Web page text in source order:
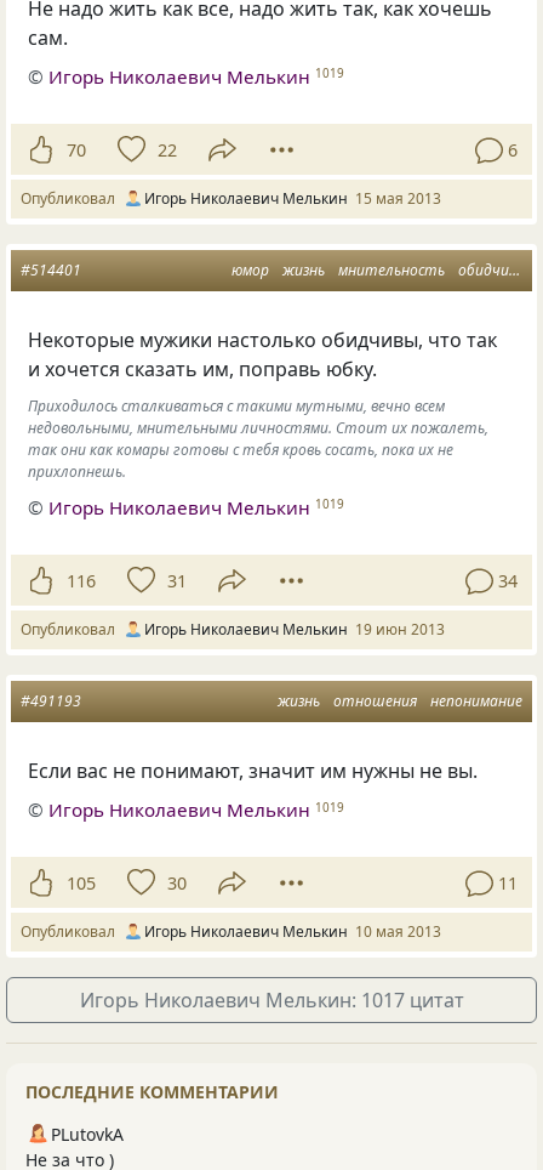
Не надо жить как все, надо жить так, как хочешь
сам.
© Игорь Николаевич Мелькин 1019
70 22 6
Опубликовал Игорь Николаевич Мелькин 15 мая 2013
юмор жизнь мнительность обидчивость
#514401
Некоторые мужики настолько обидчивы, что так
и хочется сказать им, поправь юбку.
Приходилось сталкиваться с такими мутными, вечно всем
недовольными, мнительными личностями. Стоит их пожалеть,
так они как комары готовы с тебя кровь сосать, пока их не
прихлопнешь.
© Игорь Николаевич Мелькин 1019
116 31 34
Опубликовал Игорь Николаевич Мелькин 19 июн 2013
жизнь отношения непонимание
#491193
Если вас не понимают, значит им нужны не вы.
© Игорь Николаевич Мелькин 1019
105 30 11
Опубликовал Игорь Николаевич Мелькин 10 мая 2013
Игорь Николаевич Мелькин: 1017 цитат
ПОСЛЕДНИЕ КОММЕНТАРИИ
PLutоvkА
Не за что )